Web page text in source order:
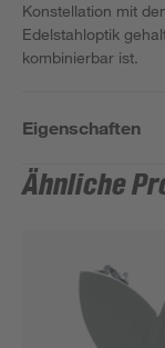
Konstellation mit
Edelstahloptik
kombinierbar ist.
Eigenschaften
Ähnliche